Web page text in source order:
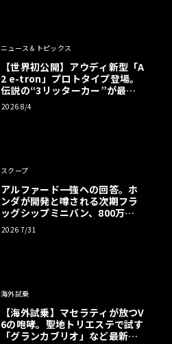
ニュース＆トピックス
【世界初公開】アウディ新型「A
2 e-tron」プロトタイプ登場。
伝説の“3リッターカー”が最高
効率エントリーBEVとして復活
【画像38枚】
2026 8/4
スクープ
アルファード一強への回答。ホ
ンダが開発と噂される次期フラ
ッグシップミニバン、800万円
超の勝算【予想CG】
2026 7/31
海外試乗
【海外試乗】マセラティが放つV
6の咆哮。聖地トリエステで試す
「グランカブリオ」など最新ト